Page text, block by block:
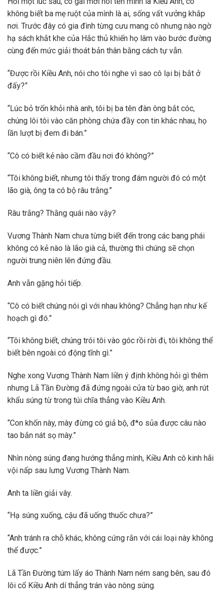
không biết ba mẹ ruột của mình là ai, sống vất vưởng khắp
nơi. Trước đây có gia đình từng cưu mang cô nhưng nào ngờ
hạ sách khắt khe của Hắc thủ khiến họ lâm vào bước đường
cùng đến mức giải thoát bản thân bằng cách tự vẫn.
“Được rồi Kiều Anh, nói cho tôi nghe vì sao cô lại bị bắt ở
đấy?”
“Lúc bỏ trốn khỏi nhà anh, tôi bị ba tên đàn ông bắt cóc,
chúng lôi tôi vào căn phòng chứa đầy con tin khác nhau, họ
lần lượt bị đem đi bán.”
“Cô có biết kẻ nào cầm đầu nơi đó không?”
“Tôi không biết, nhưng tôi thấy trong đám người đó có một
lão già, ông ta có bộ râu trắng.”
Râu trắng? Thằng quái nào vậy?
Vương Thành Nam chưa từng biết đến trong các bang phái
không có kẻ nào là lão già cả, thường thì chúng sẽ chọn
người trung niên lên đứng đầu.
Anh vẫn gặng hỏi tiếp.
“Cô có biết chúng nói gì với nhau không? Chẳng hạn như kế
hoạch gì đó.”
“Tôi không biết, chúng trói tôi vào góc rồi rời đi, tôi không thể
biết bên ngoài có động tĩnh gì.”
Nghe xong Vương Thành Nam liền ý định không hỏi gì thêm
nhưng Lã Tần Đường đã đứng ngoài cửa từ bao giờ, anh rút
khẩu súng từ trong túi chĩa thẳng vào Kiều Anh.
“Con khốn này, mày đừng có giả bộ, đ*o sủa được câu nào
tao bắn nát sọ mày.”
Nhìn nòng súng đang hướng thẳng mình, Kiều Anh cô kinh hãi
vội nấp sau lưng Vương Thành Nam.
Anh ta liền giải vây.
“Hạ súng xuống, cậu đã uống thuốc chưa?”
“Anh tránh ra chỗ khác, không cứng rắn với cái loại này không
thể được.”
Lã Tần Đường túm lấy áo Thành Nam ném sang bên, sau đó
lôi cổ Kiều Anh dí thẳng trán vào nòng súng.